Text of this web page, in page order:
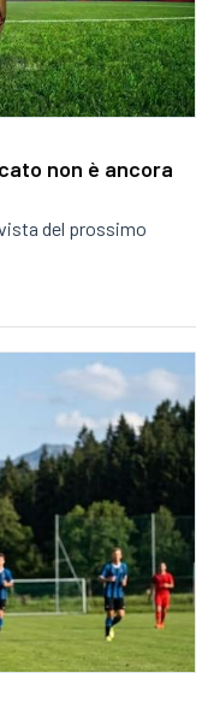
non è ancora
del prossimo